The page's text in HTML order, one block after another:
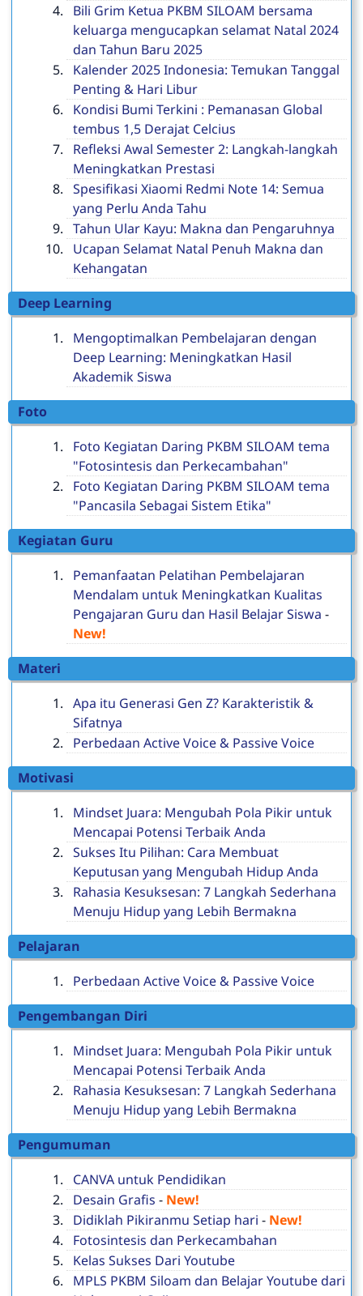
Bili Grim Ketua PKBM SILOAM bersama
keluarga mengucapkan selamat Natal 2024
dan Tahun Baru 2025
Kalender 2025 Indonesia: Temukan Tanggal
Penting & Hari Libur
Kondisi Bumi Terkini : Pemanasan Global
tembus 1,5 Derajat Celcius
Refleksi Awal Semester 2: Langkah-langkah
Meningkatkan Prestasi
Spesifikasi Xiaomi Redmi Note 14: Semua
yang Perlu Anda Tahu
Tahun Ular Kayu: Makna dan Pengaruhnya
Ucapan Selamat Natal Penuh Makna dan
Kehangatan
Deep Learning
Mengoptimalkan Pembelajaran dengan
Deep Learning: Meningkatkan Hasil
Akademik Siswa
Foto
Foto Kegiatan Daring PKBM SILOAM tema
"Fotosintesis dan Perkecambahan"
Foto Kegiatan Daring PKBM SILOAM tema
"Pancasila Sebagai Sistem Etika"
Kegiatan Guru
Pemanfaatan Pelatihan Pembelajaran
Mendalam untuk Meningkatkan Kualitas
Pengajaran Guru dan Hasil Belajar Siswa -
New!
Materi
Apa itu Generasi Gen Z? Karakteristik &
Sifatnya
Perbedaan Active Voice & Passive Voice
Motivasi
Mindset Juara: Mengubah Pola Pikir untuk
Mencapai Potensi Terbaik Anda
Sukses Itu Pilihan: Cara Membuat
Keputusan yang Mengubah Hidup Anda
Rahasia Kesuksesan: 7 Langkah Sederhana
Menuju Hidup yang Lebih Bermakna
Pelajaran
Perbedaan Active Voice & Passive Voice
Pengembangan Diri
Mindset Juara: Mengubah Pola Pikir untuk
Mencapai Potensi Terbaik Anda
Rahasia Kesuksesan: 7 Langkah Sederhana
Menuju Hidup yang Lebih Bermakna
Pengumuman
CANVA untuk Pendidikan
Desain Grafis - New!
Didiklah Pikiranmu Setiap hari - New!
Fotosintesis dan Perkecambahan
Kelas Sukses Dari Youtube
MPLS PKBM Siloam dan Belajar Youtube dari